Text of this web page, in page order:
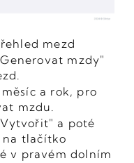
mezd
mzdy"
a rok, pro
mzdu.
a poté
tlačítko
v pravém dolním